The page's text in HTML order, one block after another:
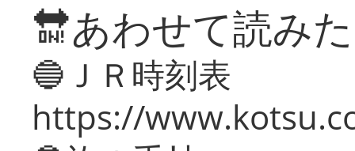
🔛あわせて読み
🔵ＪＲ時刻表
https://